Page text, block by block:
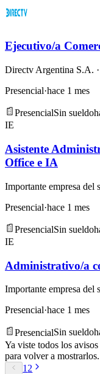
Ejecutivo/a
Directv Argentina S.A.
Presencial·hace 1 mes
PresencialSin sueldo
IE
Asistente
Office e IA
Importante empresa del
Presencial·hace 1 mes
PresencialSin sueldo
IE
Administrativo/a
Importante empresa del
Presencial·hace 1 mes
PresencialSin sueldo
Ya viste todos los
para volver a mostrarlos.
1 2